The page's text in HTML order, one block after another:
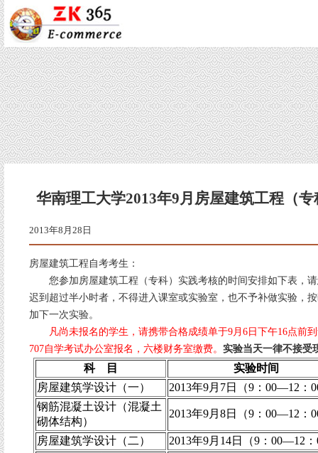
华南理工大学2013年9月房屋建筑工程（
2013年8月28日
房屋建筑工程自考考生：
您参加房屋建筑工程（专科）实践考核的时间安排如下表，请
迟到超过半小时者，不得进入课室或实验室，也不予补做实验，
加下一次实验。
凡尚未报名的学生，请携带合格成绩单于9月6日下午16点前
707自学考试办公室报名，六楼财务室缴费。 实验当天一律不接受
科 目
实验时间
房屋建筑学设计（一）
2013年9月7日（9：00—12：
钢筋混凝土设计（混凝土
砌体结构）
2013年9月8日（9：00—12：
房屋建筑学设计（二）
2013年9月14日（9：00—12